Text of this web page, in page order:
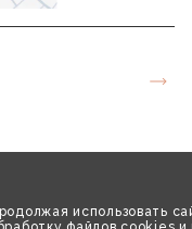
использовать